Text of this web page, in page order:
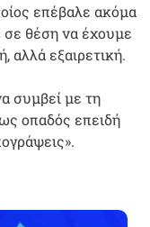
επέβαλε ακόμα
σε θέση να έχουμε
αλλά εξαιρετική.
συμβεί με τη
οπαδός επειδή